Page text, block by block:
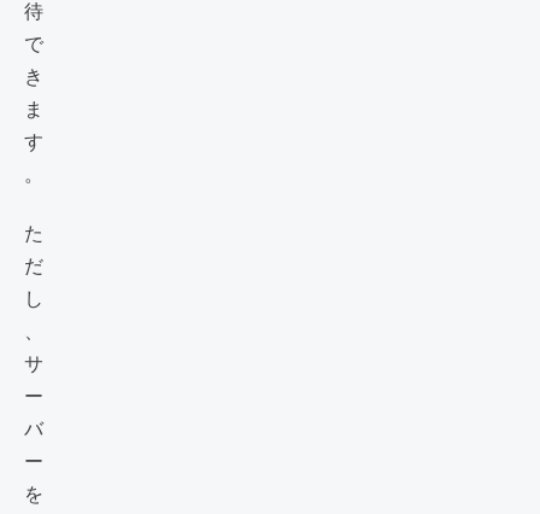
待
で
き
ま
す
。
た
だ
し
、
サ
ー
バ
ー
を